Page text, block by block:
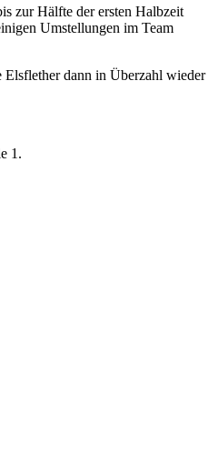
zur Hälfte der ersten Halbzeit
Umstellungen im Team
Elsflether dann in Überzahl wieder
1.